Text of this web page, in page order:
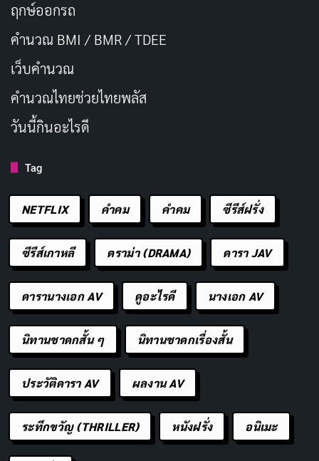
FIRST AIR
Tomb Raider: ตำนานลาร่า ครอฟท์
Tomb Raider: The Legend of Lara Croft — 2024
20242 ซีซัน16 ตอน
IMDB RATING
5.5 /10
TMDB
6.4/10
นักผจญภัยใจเด็ดอย่างลาร่า ครอฟท์ บุกตะลุยไปทุก
มุมโลกเพื่อทำภารกิจไล่ล่าท้าอันตราย ขณะที่ต้อง
ต่อกรกับอดีตอันโหดร้ายฝังใจและไขเงื่อนงำปริศนา
โบราณกาล
STREAM ON
ฤกษ์ออกรถ
คำนวณ BMI / BMR / TDEE
เว็บคํานวณ
คํานวณไทยช่วยไทยพลัส
วันนี้กินอะไรดี
Tag
NETFLIX คำคม คําคม ซีรีส์ฝรั่ง
ซีรีส์เกาหลี ดราม่า (DRAMA) ดารา JAV
ดารานางเอก AV ดูอะไรดี นางเอก AV
นิทานชาดกสั้น ๆ นิทานชาดกเรื่องสั้น
ประวัติดารา AV ผลงาน AV
ระทึกขวัญ (THRILLER) หนังฝรั่ง อนิเมะ